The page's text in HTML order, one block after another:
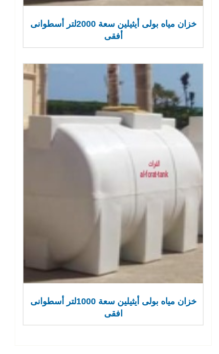
خزان مياه بولى أيثيلين سعة 2000لتر أسطوانى
أفقى
خزان مياه بولى أيثيلين سعة 1000لتر أسطوانى
افقى